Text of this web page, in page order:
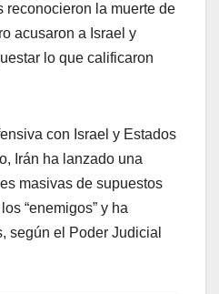
reconocieron la muerte de
acusaron a Israel y
lo que calificaron
con Israel y Estados
Irán ha lanzado una
masivas de supuestos
“enemigos” y ha
según el Poder Judicial